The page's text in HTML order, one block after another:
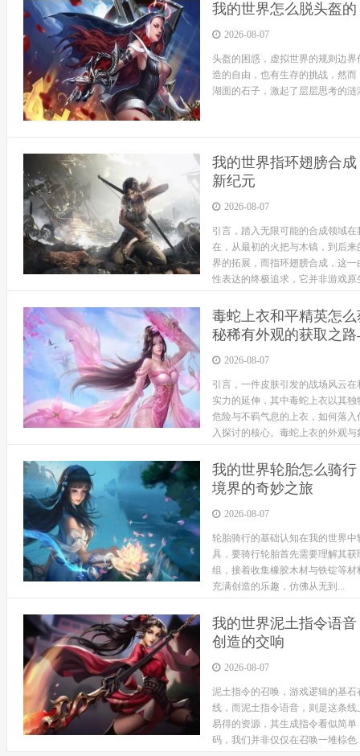
我的世界怎么脱头盔
2026-08-07
头盔的困惑，虚拟世界的规则边
造的自由，也有生存的挑战，然
湖面的石子，激起了层层思考的
我的世界指环翅膀合
新纪元
2026-08-07
引言，踏入无限可能的合成领域
在，从最初的火把与木镐，到后
界的拓展，而指环翅膀合成，这
性表达的终极追求，它并非游戏
毒蛇上衣和平精英怎
秘稀有外观的获取之
2026-08-07
引言，一件皮肤引发的战场风云
实力的延伸，其中毒蛇上衣以其
危险与不羁气息的上衣，如何落
入探讨的核心。毒蛇上衣的外观与
我的世界轮胎怎么骑
境界的奇妙之旅
2026-08-07
轮胎骑行的基础认知在我的世界
具，要骑行轮胎首先需要理解其
组，接着收集橡胶木材与铁锭等
充满创造的乐趣，仿佛从无到...
我的世界泥土指令语
创造的交响
2026-08-07
泥土指令的召唤，游戏逻辑的基
线，而泥土指令语音，则是这条
易得的资源，其生成指令看似简
码，我们并非仅仅在召唤一堆棕色